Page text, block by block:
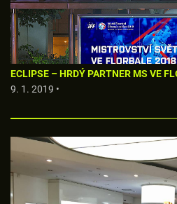
ECLIPSE – HRDÝ PARTNER MS VE
9. 1. 2019 •